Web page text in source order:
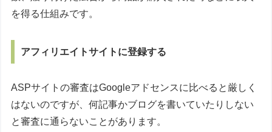
を得る仕組みです。
アフィリエイトサイトに登録する
ASPサイトの審査はGoogleアドセンスに比べると厳しく
はないのですが、何記事かブログを書いていたりしない
と審査に通らないことがあります。